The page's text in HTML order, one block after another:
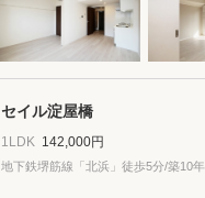
セイル淀屋橋
1LDK 142,000円
地下鉄堺筋線「北浜」徒歩5分/築10年